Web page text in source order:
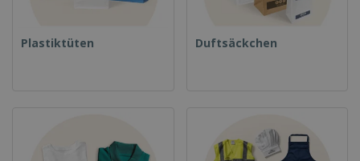
Plastiktüten Duftsäckchen